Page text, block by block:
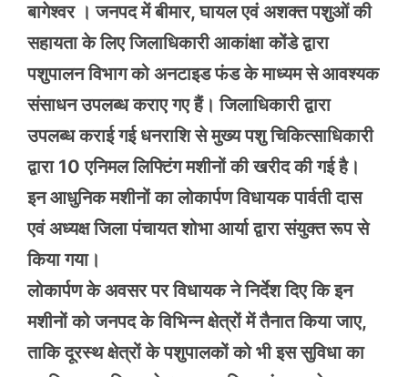
बागेश्वर । जनपद में बीमार, घायल एवं अशक्त पशुओं की
सहायता के लिए जिलाधिकारी आकांक्षा कोंडे द्वारा
पशुपालन विभाग को अनटाइड फंड के माध्यम से आवश्यक
संसाधन उपलब्ध कराए गए हैं। जिलाधिकारी द्वारा
उपलब्ध कराई गई धनराशि से मुख्य पशु चिकित्साधिकारी
द्वारा 10 एनिमल लिफ्टिंग मशीनों की खरीद की गई है।
इन आधुनिक मशीनों का लोकार्पण विधायक पार्वती दास
एवं अध्यक्ष जिला पंचायत शोभा आर्या द्वारा संयुक्त रूप से
किया गया।
लोकार्पण के अवसर पर विधायक ने निर्देश दिए कि इन
मशीनों को जनपद के विभिन्न क्षेत्रों में तैनात किया जाए,
ताकि दूरस्थ क्षेत्रों के पशुपालकों को भी इस सुविधा का